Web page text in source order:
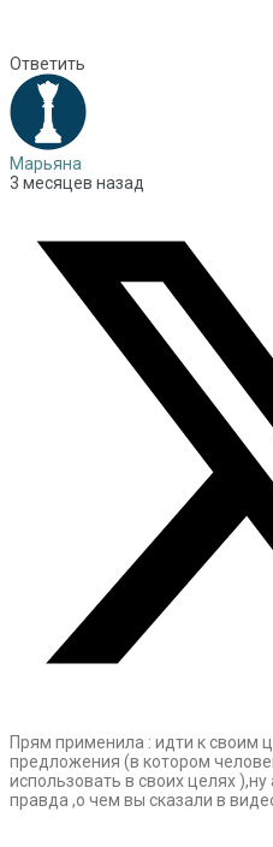
Ответить
Марьяна
3 месяцев назад
Прям применила : идти к своим
предложения (в котором
использовать в своих целях
правда ,о чем вы сказали в